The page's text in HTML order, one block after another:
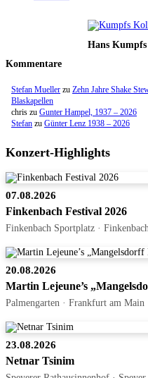
Hans
Kommentare
Stefan Mueller zu Zehn Jahre Shake
Blaskapellen
chris zu Gunter Hampel, 1937 – 2026
Stefan zu Günter Lenz 1938 – 2026
Konzert-Highlights
07.08.2026
Finkenbach Festival 2026
Finkenbach Sportplatz · Finkenbach
20.08.2026
Martin Lejeune’s
Palmengarten · Frankfurt am Main
23.08.2026
Netnar Tsinim